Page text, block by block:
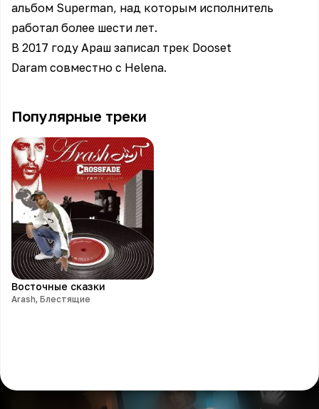
альбом Superman, над которым исполнитель
работал более шести лет.
В 2017 году Араш записал трек Dooset
Daram совместно с Helena.
Популярные треки
Восточные сказки
Arash, Блестящие